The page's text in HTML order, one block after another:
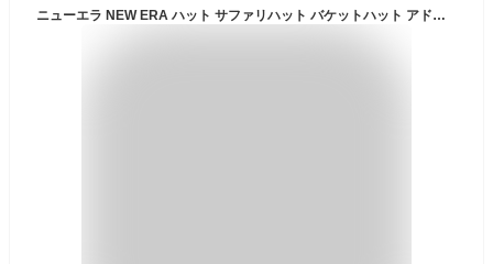
ニューエラ NEW ERA ハット サファリハット バケットハット アドベンチャー ロゴ 帽子 NEWERA ブラック オリーブ タン メンズ キャンプ アウトドア プレゼント 男性 彼氏 国内正規品 インポート ブランド 海外ブランド 14524831/14524832/14524834